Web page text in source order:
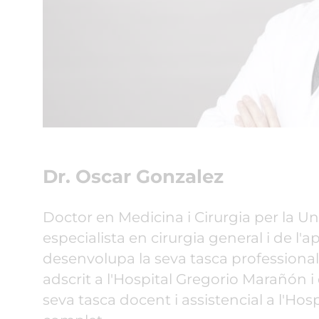
Dr. Oscar Gonzalez
Doctor en Medicina i Cirurgia per la
especialista en cirurgia general i de
desenvolupa la seva tasca
adscrit a l'Hospital Gregorio Marañón i
seva tasca docent i assistencial a